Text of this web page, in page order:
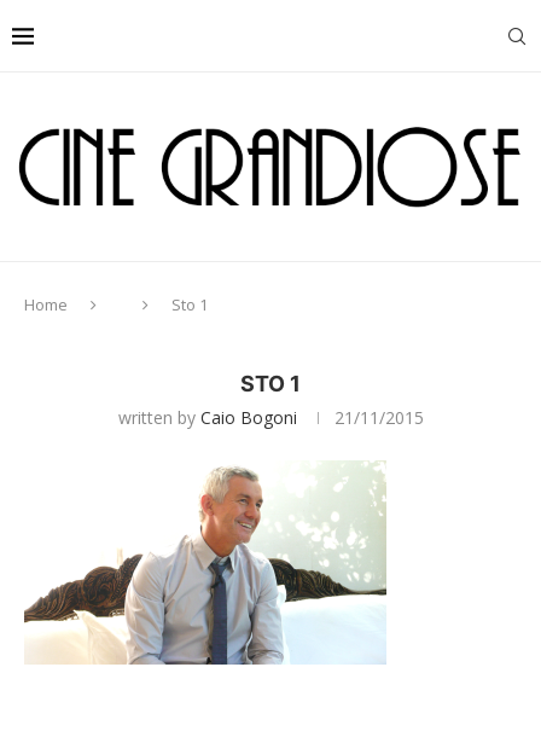
Home Sto 1
STO 1
written by Caio Bogoni 21/11/2015